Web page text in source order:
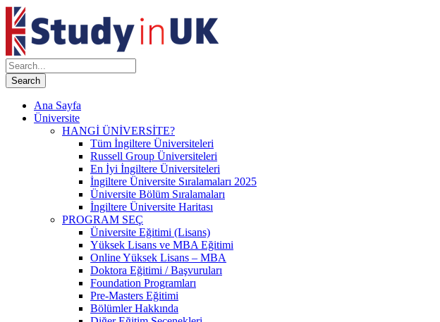
Ana Sayfa
Üniversite
HANGİ ÜNİVERSİTE?
Tüm İngiltere Üniversiteleri
Russell Group Üniversiteleri
En İyi İngiltere Üniversiteleri
İngiltere Üniversite Sıralamaları 2025
Üniversite Bölüm Sıralamaları
İngiltere Üniversite Haritası
PROGRAM SEÇ
Üniversite Eğitimi (Lisans)
Yüksek Lisans ve MBA Eğitimi
Online Yüksek Lisans – MBA
Doktora Eğitimi / Başvuruları
Foundation Programları
Pre-Masters Eğitimi
Bölümler Hakkında